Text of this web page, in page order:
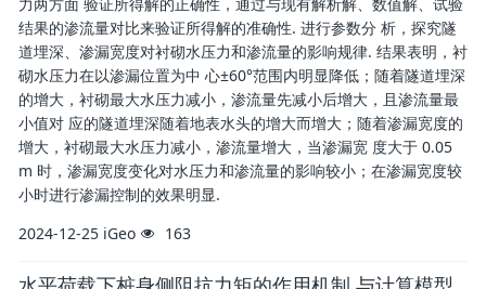
结果的渗流量对比来验证所得解的准确性. 进行参数分 析，探究隧
道埋深、渗漏宽度对衬砌水压力和渗流量的影响规律. 结果表明，衬
砌水压力在以渗漏位置为中 心±60°范围内明显降低；随着隧道埋深
的增大，衬砌最大水压力减小，渗流量先减小后增大，且渗流量最
小值对 应的隧道埋深随着地表水头的增大而增大；随着渗漏宽度的
增大，衬砌最大水压力减小，渗流量增大，当渗漏宽 度大于 0.05
m 时，渗漏宽度变化对水压力和渗流量的影响较小；在渗漏宽度较
小时进行渗漏控制的效果明显.
2024-12-25 iGeo 163